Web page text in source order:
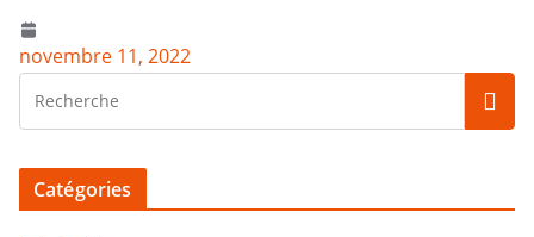
novembre 11, 2022
Catégories